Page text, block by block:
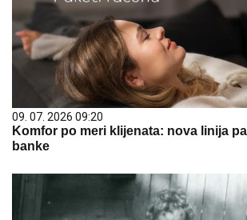
09. 07. 2026 09:20
Komfor po meri klijenata: nova linija
banke